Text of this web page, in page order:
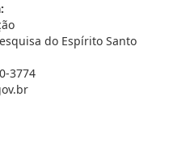
do Espírito Santo
3774